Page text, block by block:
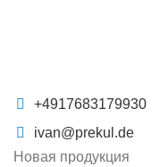
+4917683179930
ivan@prekul.de
Новая продукция